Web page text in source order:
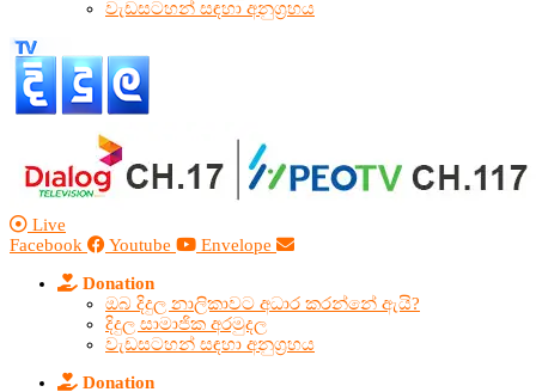
වැඩසටහන් සඳහා අනුග්‍රහය
Live
Facebook
Youtube Envelope
Donation
ඔබ දිදුල නාලිකාවට අධාර කරන්නේ ඇයි?
දිදුල සාමාජික අරමුදල
වැඩසටහන් සඳහා අනුග්‍රහය
Donation